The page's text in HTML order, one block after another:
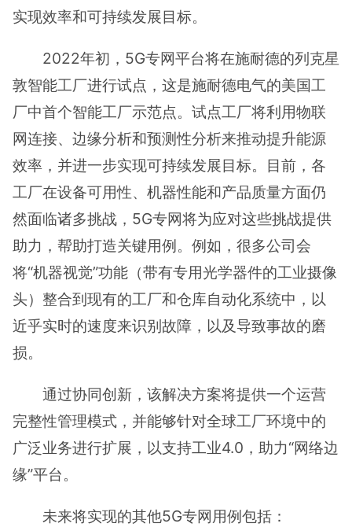
实现效率和可持续发展目标。
2022年初，5G专网平台将在施耐德的列克星
敦智能工厂进行试点，这是施耐德电气的美国工
厂中首个智能工厂示范点。试点工厂将利用物联
网连接、边缘分析和预测性分析来推动提升能源
效率，并进一步实现可持续发展目标。目前，各
工厂在设备可用性、机器性能和产品质量方面仍
然面临诸多挑战，5G专网将为应对这些挑战提供
助力，帮助打造关键用例。例如，很多公司会
将“机器视觉”功能（带有专用光学器件的工业摄像
头）整合到现有的工厂和仓库自动化系统中，以
近乎实时的速度来识别故障，以及导致事故的磨
损。
通过协同创新，该解决方案将提供一个运营
完整性管理模式，并能够针对全球工厂环境中的
广泛业务进行扩展，以支持工业4.0，助力“网络边
缘”平台。
未来将实现的其他5G专网用例包括：